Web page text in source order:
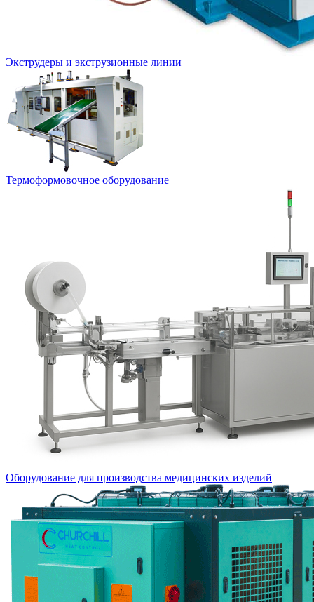
Экструдеры и экструзионные линии
Термоформовочное оборудование
Оборудование для производства медицинских изделий